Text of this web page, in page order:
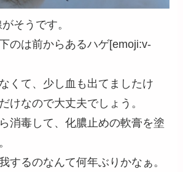
そうです。
のは前からあるハゲ[emoji:v-
くて、少し血も出てましたけ
けなので大丈夫でしょう。
消毒して、化膿止めの軟膏を塗
するのなんて何年ぶりかなぁ。